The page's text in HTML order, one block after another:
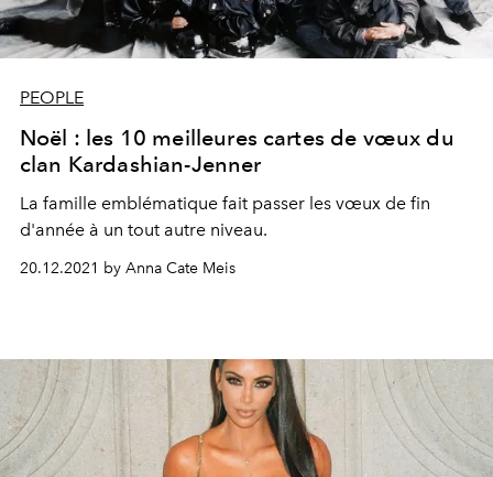
PEOPLE
Noël : les 10 meilleures cartes de vœux du
clan Kardashian-Jenner
La famille emblématique fait passer les vœux de fin
d'année à un tout autre niveau.
20.12.2021 by Anna Cate Meis